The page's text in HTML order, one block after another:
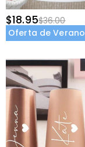
$18.95$36.00
Oferta de Verano